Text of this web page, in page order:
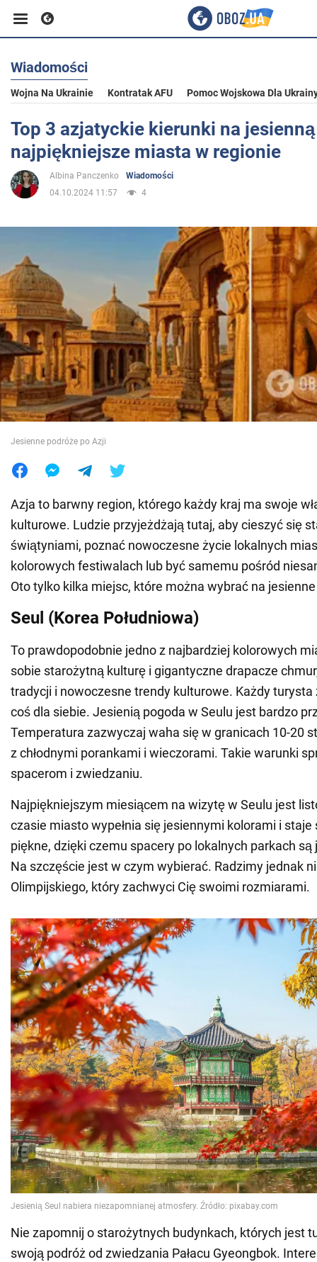
Biznes
Sport
Rozrywka
Polityka
Społeczeństwo
Wojna na Ukrainie
Świat
Jedzenie
Wiadomości
Wojna Na Ukrainie Kontratak AFU Pomoc Wojskowa Dla
Top 3 azjatyckie kierunki na
najpiękniejsze miasta w regionie
Albina Panczenko
Wiadomości
04.10.2024 11:57
4
Jesienne podróże po Azji
Azja to barwny region, którego każdy kraj ma swoje
kulturowe. Ludzie przyjeżdżają tutaj, aby cieszyć się
świątyniami, poznać nowoczesne życie lokalnych
kolorowych festiwalach lub być samemu pośród
Oto tylko kilka miejsc, które można wybrać na
Seul (Korea Południowa)
To prawdopodobnie jedno z najbardziej kolorowych
sobie starożytną kulturę i gigantyczne drapacze
tradycji i nowoczesne trendy kulturowe. Każdy turysta
coś dla siebie. Jesienią pogoda w Seulu jest bardzo
Temperatura zazwyczaj waha się w granicach 10-20
z chłodnymi porankami i wieczorami. Takie warunki
spacerom i zwiedzaniu.
Najpiękniejszym miesiącem na wizytę w Seulu jest
czasie miasto wypełnia się jesiennymi kolorami i
piękne, dzięki czemu spacery po lokalnych parkach
Na szczęście jest w czym wybierać. Radzimy jednak
Olimpijskiego, który zachwyci Cię swoimi rozmiarami.
Nie zapomnij o starożytnych budynkach, których jest
swoją podróż od zwiedzania Pałacu Gyeongbok.